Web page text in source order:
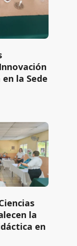
la Sede
la
en